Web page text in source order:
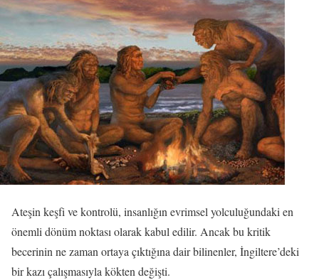
Ateşin keşfi ve kontrolü, insanlığın evrimsel yolculuğundaki en
önemli dönüm noktası olarak kabul edilir. Ancak bu kritik
becerinin ne zaman ortaya çıktığına dair bilinenler, İngiltere’deki
bir kazı çalışmasıyla kökten değişti.